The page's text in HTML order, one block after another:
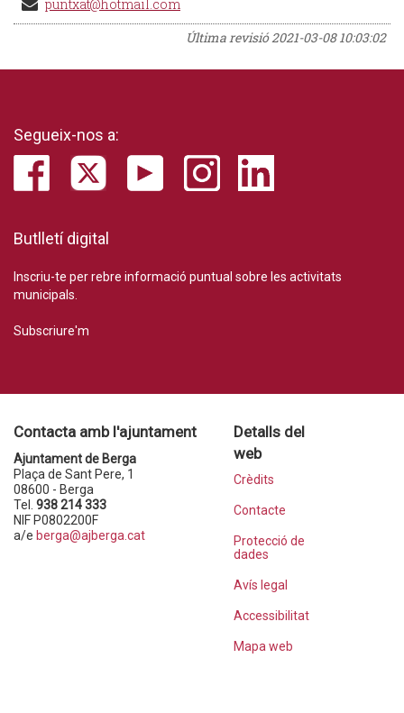
puntxat@hotmail.com
Última revisió2021-03-08 10:03:02
Segueix-nos a:
Butlletí digital
Inscriu-te per rebre informació puntual sobre les activitats
municipals.
Subscriure'm
Contacta amb l'ajuntament
Ajuntament de Berga
Plaça de Sant Pere, 1
08600 - Berga
Tel. 938 214 333
NIF P0802200F
a/e berga@ajberga.cat
Detalls del
web
Crèdits
Contacte
Protecció de
dades
Avís legal
Accessibilitat
Mapa web